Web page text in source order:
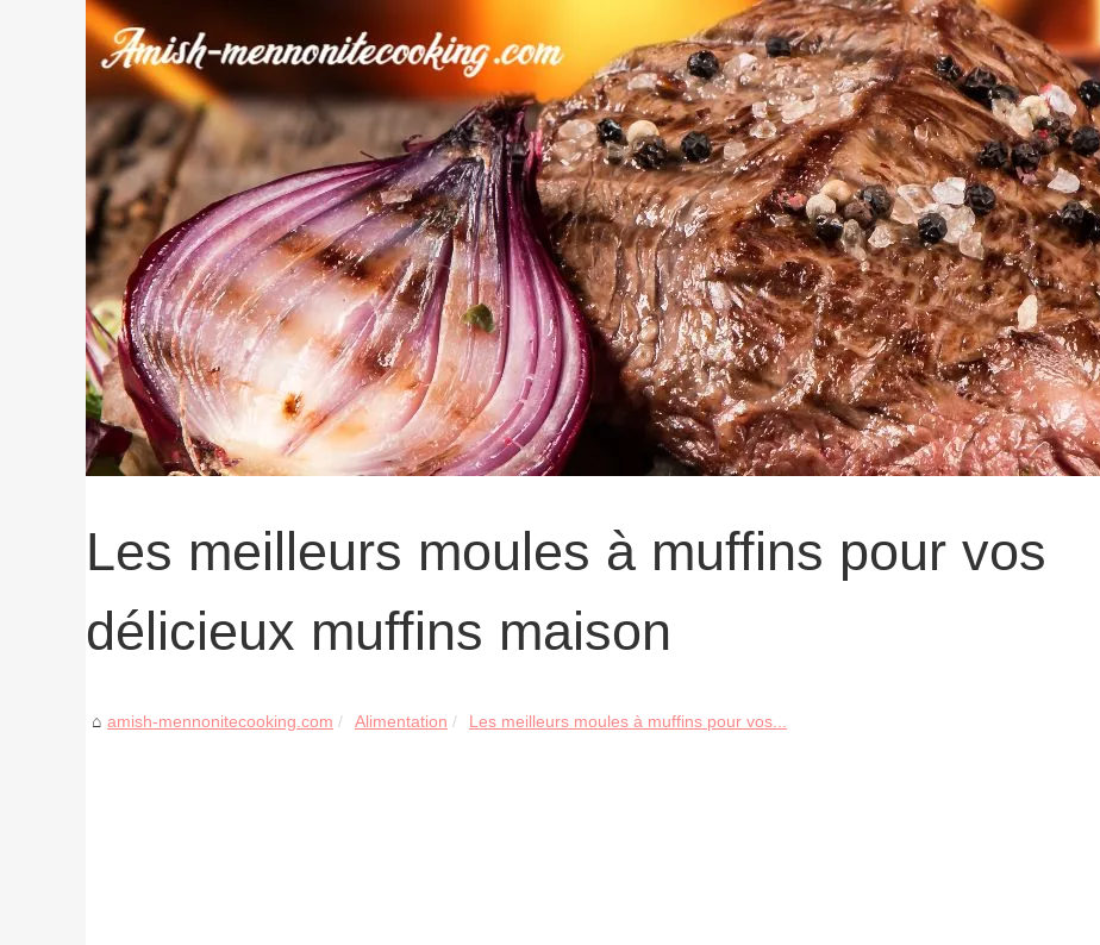
Les meilleurs moules à muffins pour vos
délicieux muffins maison
amish-mennonitecooking.com Alimentation Les meilleurs moules à muffins pour vos...